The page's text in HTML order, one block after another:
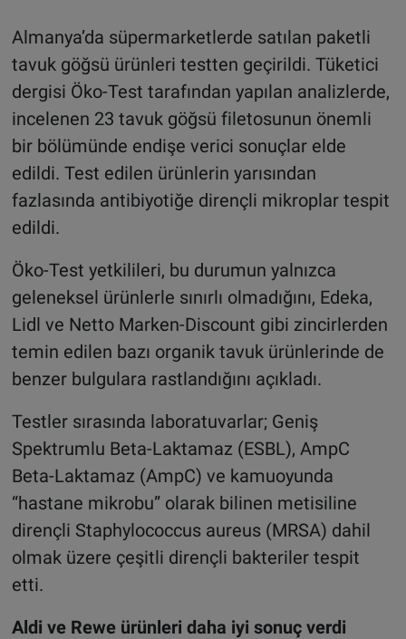
Almanya’da süpermarketlerde satılan paketli
tavuk göğsü ürünleri testten geçirildi. Tüketici
dergisi Öko-Test tarafından yapılan analizlerde,
incelenen 23 tavuk göğsü filetosunun önemli
bir bölümünde endişe verici sonuçlar elde
edildi. Test edilen ürünlerin yarısından
fazlasında antibiyotiğe dirençli mikroplar tespit
edildi.
Öko-Test yetkilileri, bu durumun yalnızca
geleneksel ürünlerle sınırlı olmadığını, Edeka,
Lidl ve Netto Marken-Discount gibi zincirlerden
temin edilen bazı organik tavuk ürünlerinde de
benzer bulgulara rastlandığını açıkladı.
Testler sırasında laboratuvarlar; Geniş
Spektrumlu Beta-Laktamaz (ESBL), AmpC
Beta-Laktamaz (AmpC) ve kamuoyunda
“hastane mikrobu” olarak bilinen metisiline
dirençli Staphylococcus aureus (MRSA) dahil
olmak üzere çeşitli dirençli bakteriler tespit
etti.
Aldi ve Rewe ürünleri daha iyi sonuç verdi